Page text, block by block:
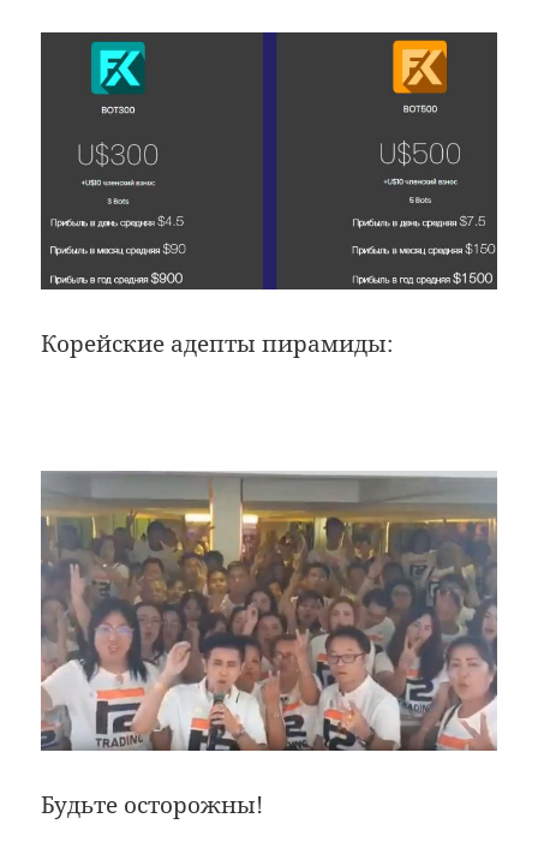
Корейские адепты пирамиды:
Будьте осторожны!